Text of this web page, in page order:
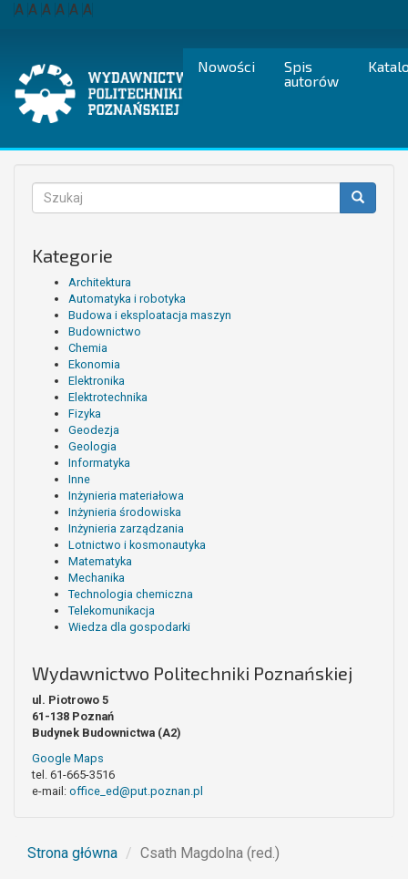
Przejdź
A A A A A A
Nowości
Spis
autorów
Formularz
wyszukiwania
Kategorie
Architektura
Automatyka i robotyka
Budowa i eksploatacja maszyn
Budownictwo
Chemia
Ekonomia
Elektronika
Elektrotechnika
Fizyka
Geodezja
Geologia
Informatyka
Inne
Inżynieria materiałowa
Inżynieria środowiska
Inżynieria zarządzania
Lotnictwo i kosmonautyka
Matematyka
Mechanika
Technologia chemiczna
Telekomunikacja
Wiedza dla gospodarki
Wydawnictwo Politechniki Poznańskiej
ul. Piotrowo 5
61-138 Poznań
Budynek Budownictwa (A2)
Google Maps
tel. 61-665-3516
e-mail: office_ed@put.poznan.pl
Strona główna Csath Magdolna (red.)